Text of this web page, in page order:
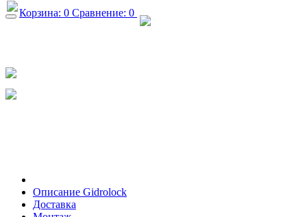
Корзина: 0 Сравнение: 0
+7 (926) 682-36-19
Описание Gidrolock
Доставка